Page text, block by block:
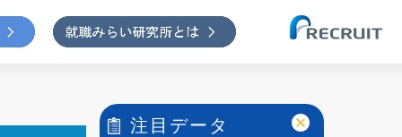
注目データ